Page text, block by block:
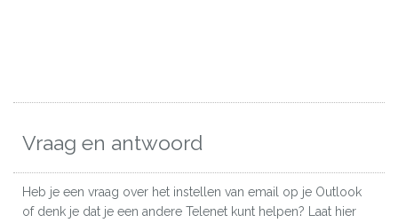
Vraag en antwoord
Heb je een vraag over het instellen van email op je Outlook
of denk je dat je een andere Telenet kunt helpen? Laat hier